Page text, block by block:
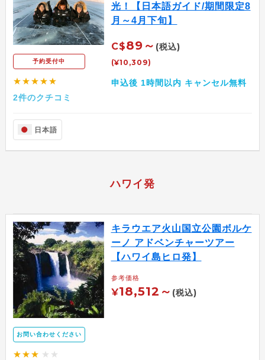
予約受付中
★★★★★
2件のクチコミ
光！【日本語ガイド/期間限定8
月～4月下旬】
C$89～ (税込)
(¥10,309)
申込後 1時間以内 キャンセル無料
日本語
ハワイ発
お問い合わせください
★★★ ★★
キラウエア火山国立公園ボルケ
ーノ アドベンチャーツアー
【ハワイ島ヒロ発】
参考価格
¥18,512～ (税込)